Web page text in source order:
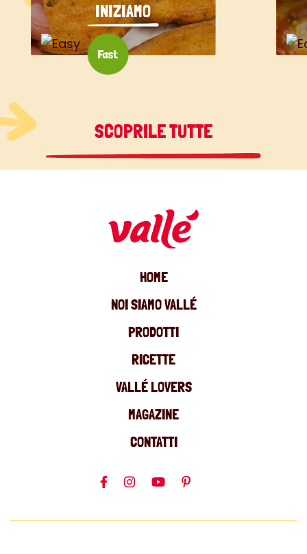
INIZIAMO
SCOPRILE TUTTE
HOME
NOI SIAMO VALLÉ
PRODOTTI
RICETTE
VALLÉ LOVERS
MAGAZINE
CONTATTI